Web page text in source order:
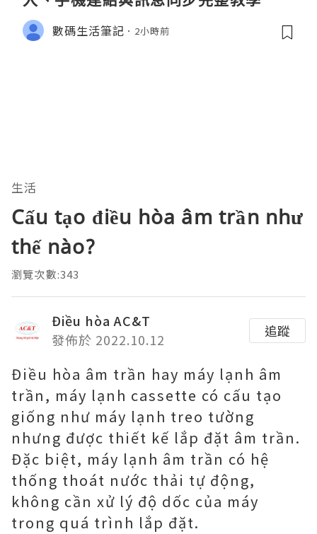
數碼生活筆記 2小時前
生活
Cấu tạo điều hòa âm trần như
thế nào?
瀏覽次數:343
Điều hòa AC&T
發佈於 2022.10.12
追蹤
Điều hòa âm trần hay máy lạnh âm
trần, máy lạnh cassette có cấu tạo
giống như máy lạnh treo tường
nhưng được thiết kế lắp đặt âm trần.
Đặc biệt, máy lạnh âm trần có hệ
thống thoát nước thải tự động,
không cần xử lý độ dốc của máy
trong quá trình lắp đặt.